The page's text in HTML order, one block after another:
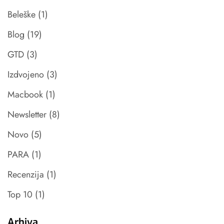
Beleške (1)
Blog (19)
GTD (3)
Izdvojeno (3)
Macbook (1)
Newsletter (8)
Novo (5)
PARA (1)
Recenzija (1)
Top 10 (1)